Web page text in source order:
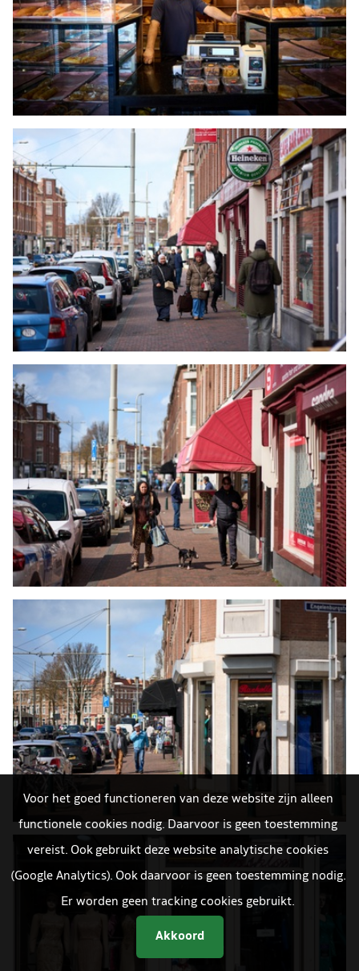
Voor het goed functioneren van deze website zijn alleen
functionele cookies nodig. Daarvoor is geen toestemming
vereist. Ook gebruikt deze website analytische cookies
(Google Analytics). Ook daarvoor is geen toestemming nodig.
Er worden geen tracking cookies gebruikt.
Akkoord